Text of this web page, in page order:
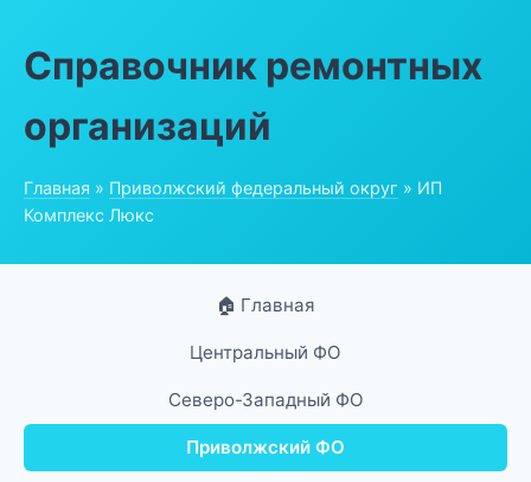
Справочник ремонтных
организаций
Главная » Приволжский федеральный округ » ИП
Комплекс Люкс
🏠 Главная
Центральный ФО
Северо-Западный ФО
Приволжский ФО